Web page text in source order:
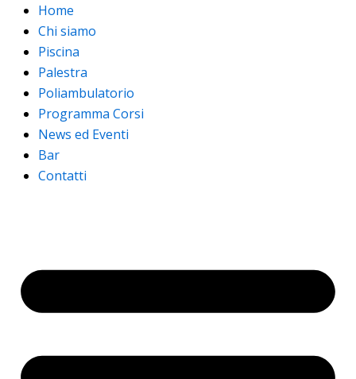
Home
Chi siamo
Piscina
Palestra
Poliambulatorio
Programma Corsi
News ed Eventi
Bar
Contatti